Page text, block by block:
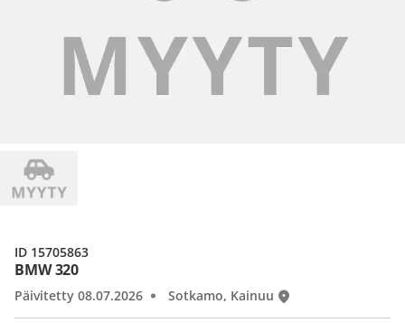
BMW 320
Päivitetty 08.07.2026 Sotkamo, Kainuu
ID 15705863